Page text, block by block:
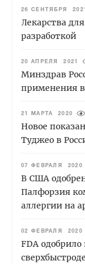
26 СЕНТЯБРЯ 2021
Лекарства
разработкой
20 АПРЕЛЯ 2021
Минздрав
применения
21 МАРТА 2020
Новое
Туджео в
07 ФЕВРАЛЯ 2020
В США
Палфорзия
аллергии на
02 ФЕВРАЛЯ 2020
FDA одобрило